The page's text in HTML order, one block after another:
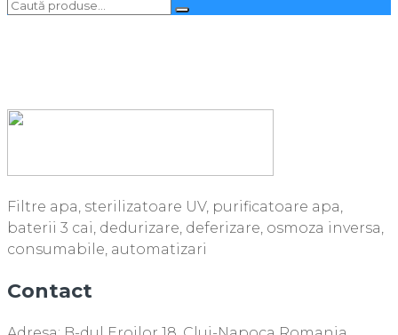
Filtre apa, sterilizatoare UV, purificatoare apa,
baterii 3 cai, dedurizare, deferizare, osmoza inversa,
consumabile, automatizari
Contact